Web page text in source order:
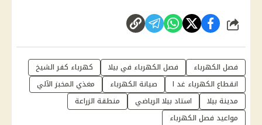
شارك
فصل الكهرباء فصل الكهرباء في بيلا
كهرباء كفر الشيخ
انقطاع الكهرباء غد ا
صيانة الكهرباء
مغذي المخبز الآلي
مدينة بيلا
استاد بيلا الرياضي
منطقة الزراعة
مواعيد فصل الكهرباء